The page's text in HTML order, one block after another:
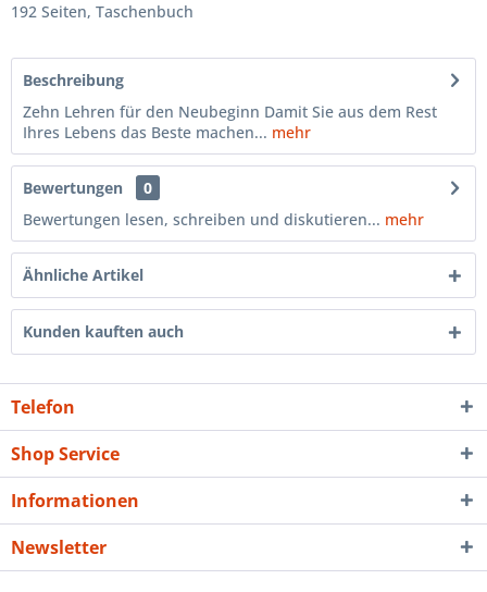
192 Seiten, Taschenbuch
Beschreibung
Zehn Lehren für den Neubeginn Damit Sie aus dem Rest
Ihres Lebens das Beste machen... mehr
Bewertungen
0
Bewertungen lesen, schreiben und diskutieren... mehr
Ähnliche Artikel
Kunden kauften auch
Telefon
Shop Service
Informationen
Newsletter